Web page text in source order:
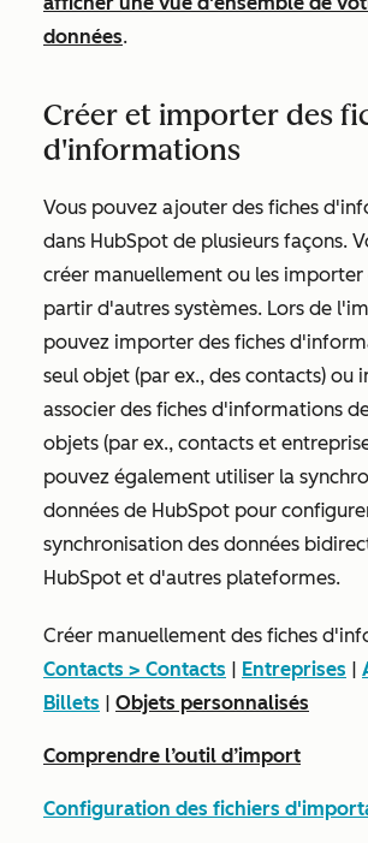
données.
Créer et importer des
d'informations
Vous pouvez ajouter des fiches
dans HubSpot de plusieurs façons.
créer manuellement ou les importer
partir d'autres systèmes. Lors de
pouvez importer des fiches
seul objet (par ex., des contacts) ou
associer des fiches d'informations
objets (par ex., contacts et
pouvez également utiliser la
données de HubSpot pour
synchronisation des données
HubSpot et d'autres plateformes.
Créer manuellement des fiches
Contacts > Contacts | Entreprises |
Billets | Objets personnalisés
Comprendre l’outil d’import
Configuration des fichiers